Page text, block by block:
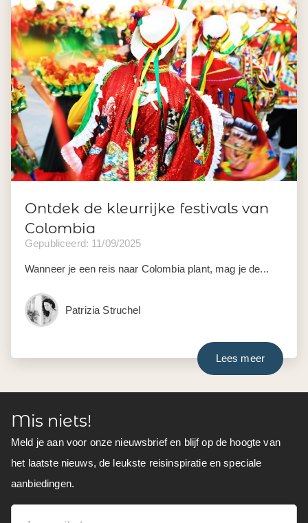
Ontdek de kleurrijke festivals van
Colombia
Gepubliceerd: 11/09/2025
Wanneer je een reis naar Colombia plant, mag je de...
Patrizia Struchel
Lees meer
Mis niets!
Meld je aan voor onze nieuwsbrief en blijf op de hoogte van
het laatste nieuws, de leukste reisinspiratie en speciale
aanbiedingen.